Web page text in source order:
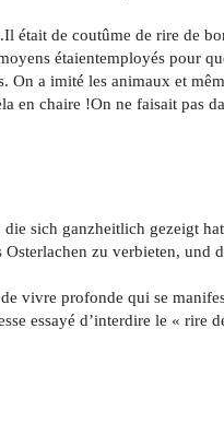
était de coutûme de rire de
étaientemployés pour
On a imité les animaux et
en chaire !On ne faisait pas
sich ganzheitlich gezeigt
zu verbieten, und
vivre profonde qui se
essayé d’interdire le « rire